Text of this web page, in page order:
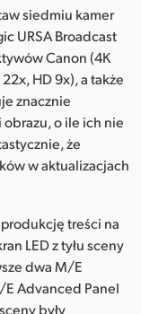
siedmiu kamer
URSA Broadcast
Canon (4K
HD 9x), a także
znacznie
o ile ich nie
że
w aktualizacjach
treści na
LED z tyłu sceny
dwa M/E
E Advanced Panel
były